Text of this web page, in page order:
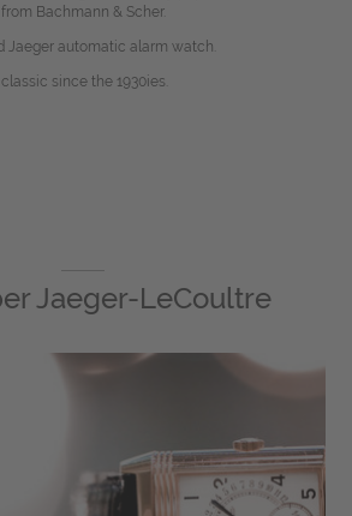
Bachmann & Scher.
Jaeger automatic alarm watch.
since the 1930ies.
Jaeger-LeCoultre